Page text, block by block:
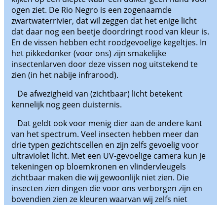
ogen ziet. De Rio Negro is een zogenaamde
zwartwaterrivier, dat wil zeggen dat het enige licht
dat daar nog een beetje doordringt rood van kleur is.
En de vissen hebben echt roodgevoelige kegeltjes. In
het pikkedonker (voor ons) zijn smakelijke
insectenlarven door deze vissen nog uitstekend te
zien (in het nabije infrarood).
De afwezigheid van (zichtbaar) licht betekent
kennelijk nog geen duisternis.
Dat geldt ook voor menig dier aan de andere kant
van het spectrum. Veel insecten hebben meer dan
drie typen gezichtscellen en zijn zelfs gevoelig voor
ultraviolet licht. Met een UV-gevoelige camera kun je
tekeningen op bloemkronen en vlindervleugels
zichtbaar maken die wij gewoonlijk niet zien. Die
insecten zien dingen die voor ons verborgen zijn en
bovendien zien ze kleuren waarvan wij zelfs niet